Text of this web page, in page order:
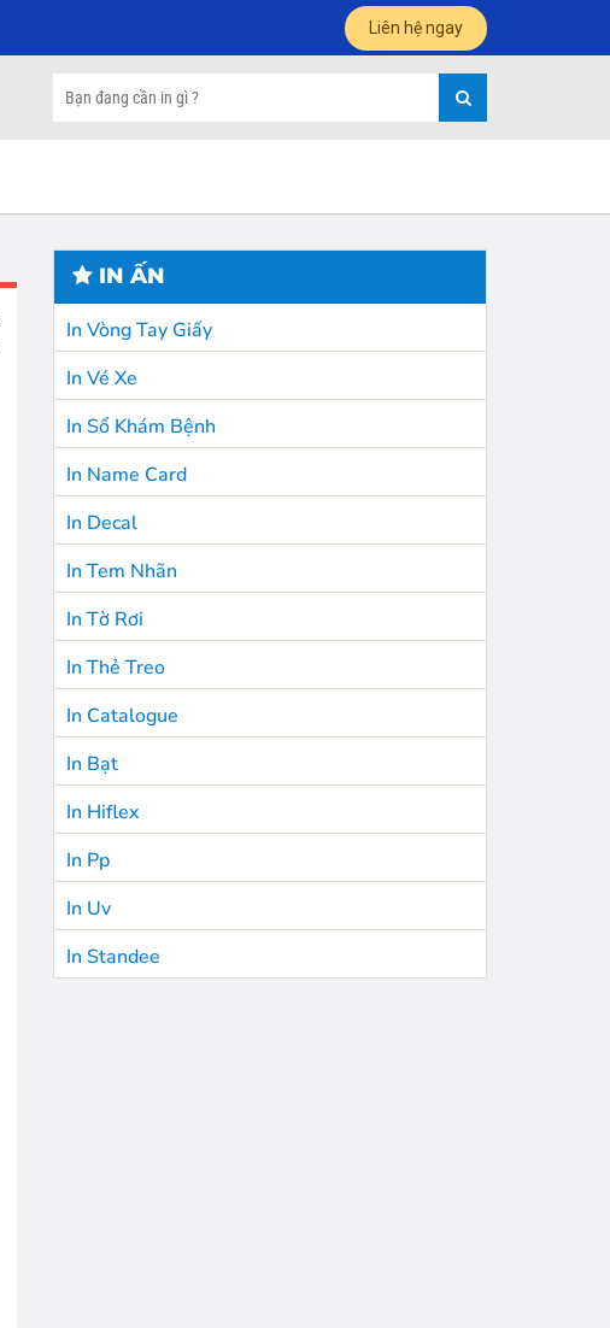
Liên hệ ngay
IN ẤN
In Vòng Tay Giấy
In Vé Xe
In Sổ Khám Bệnh
In Name Card
In Decal
In Tem Nhãn
In Tờ Rơi
In Thẻ Treo
In Catalogue
In Bạt
In Hiflex
In Pp
In Uv
In Standee